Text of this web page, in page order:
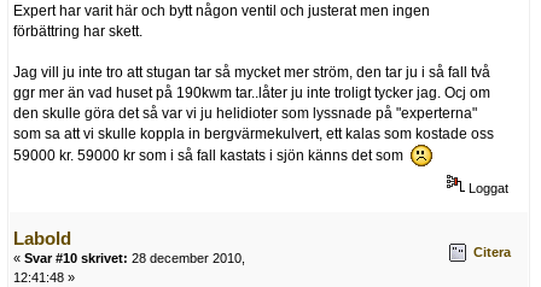
Expert har varit här och bytt någon ventil och justerat men ingen
förbättring har skett.
Jag vill ju inte tro att stugan tar så mycket mer ström, den tar ju i så fall två
ggr mer än vad huset på 190kwm tar..låter ju inte troligt tycker jag. Ocj om
den skulle göra det så var vi ju helidioter som lyssnade på "experterna"
som sa att vi skulle koppla in bergvärmekulvert, ett kalas som kostade oss
59000 kr. 59000 kr som i så fall kastats i sjön känns det som
Loggat
Labold
« Svar #10 skrivet: 28 december 2010,
12:41:48 »
Citera